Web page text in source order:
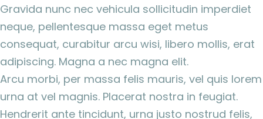
Gravida nunc nec vehicula sollicitudin imperdiet
neque, pellentesque massa eget metus
consequat, curabitur arcu wisi, libero mollis, erat
adipiscing. Magna a nec magna elit.
Arcu morbi, per massa felis mauris, vel quis lorem
urna at vel magnis. Placerat nostra in feugiat.
Hendrerit ante tincidunt, urna justo nostrud felis,